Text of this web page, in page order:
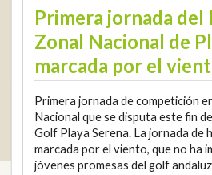
Primera jornada del
Zonal Nacional de
marcada por el
Primera jornada de competición
Nacional que se disputa este fin
Golf Playa Serena. La jornada de
marcada por el viento, que no ha
jóvenes promesas del golf
2026 © Real Federación Andaluza de Golf
Política de Cookies
Aviso
Widget de